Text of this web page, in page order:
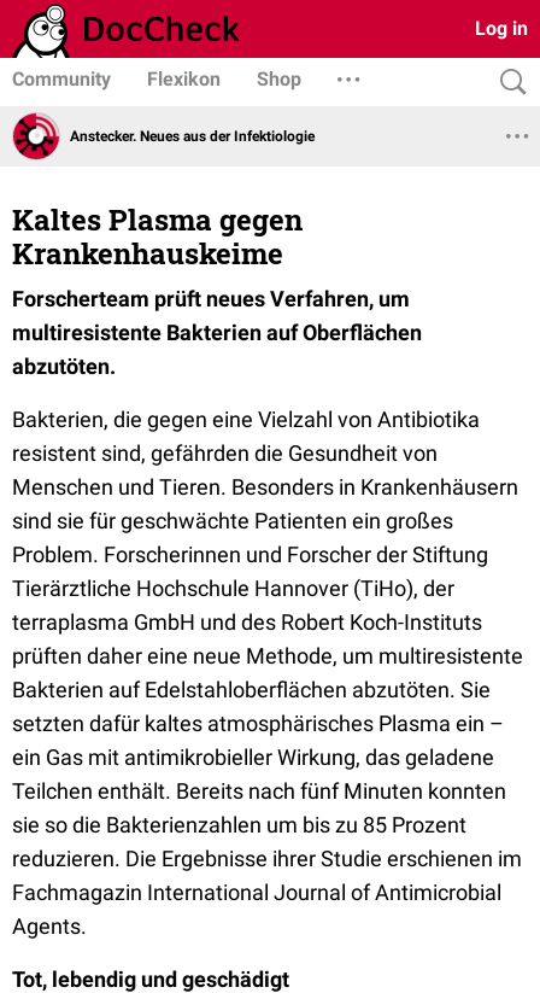
Log in
Community Flexikon Shop
Anstecker. Neues aus der Infektiologie
Kaltes Plasma gegen
Krankenhauskeime
Forscherteam prüft neues Verfahren, um
multiresistente Bakterien auf Oberflächen
abzutöten.
Bakterien, die gegen eine Vielzahl von Antibiotika
resistent sind, gefährden die Gesundheit von
Menschen und Tieren. Besonders in Krankenhäusern
sind sie für geschwächte Patienten ein großes
Problem. Forscherinnen und Forscher der Stiftung
Tierärztliche Hochschule Hannover (TiHo), der
terraplasma GmbH und des Robert Koch-Instituts
prüften daher eine neue Methode, um multiresistente
Bakterien auf Edelstahloberflächen abzutöten. Sie
setzten dafür kaltes atmosphärisches Plasma ein –
ein Gas mit antimikrobieller Wirkung, das geladene
Teilchen enthält. Bereits nach fünf Minuten konnten
sie so die Bakterienzahlen um bis zu 85 Prozent
reduzieren. Die Ergebnisse ihrer Studie erschienen im
Fachmagazin International Journal of Antimicrobial
Agents.
Tot, lebendig und geschädigt